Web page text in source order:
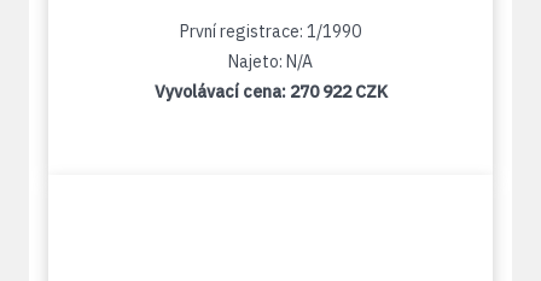
První registrace: 1/1990
Najeto: N/A
Vyvolávací cena: 270 922 CZK